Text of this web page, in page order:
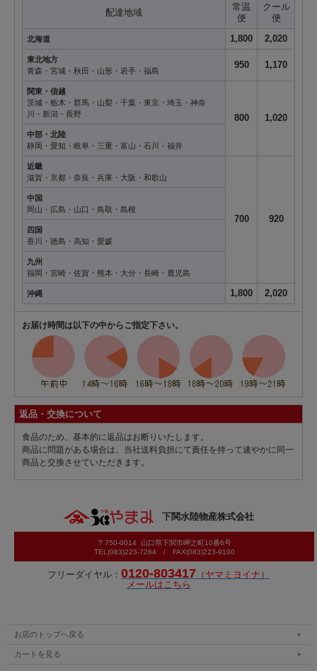
配達地域
常温
便
クール
便
北海道 1,800 2,020
東北地方
青森・宮城・秋田・山形・岩手・福島
950 1,170
関東・信越
茨城・栃木・群馬・山梨・千葉・東京・埼玉・神奈
川・新潟・長野
800 1,020
中部・北陸
静岡・愛知・岐阜・三重・富山・石川・福井
近畿
滋賀・京都・奈良・兵庫・大阪・和歌山
700 920
中国
岡山・広島・山口・鳥取・島根
四国
香川・徳島・高知・愛媛
九州
福岡・宮崎・佐賀・熊本・大分・長崎・鹿児島
沖縄 1,800 2,020
お届け時間は以下の中からご指定下さい。
返品・交換について
食品のため、基本的に返品はお断りいたします。
商品に問題がある場合は、当社送料負担にて責任を持って速やかに同一
商品と交換させていただきます。
下関水陸物産株式会社
〒750-0014 山口県下関市岬之町10番6号
TEL(083)223-7284 / FAX(083)223-9100
フリーダイヤル： 0120-803417 （ヤマミヨイナ）
メールはこちら
お店のトップへ戻る
カートを見る